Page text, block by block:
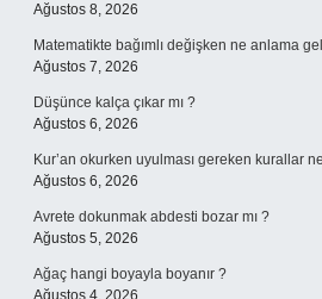
Ağustos 8, 2026
Matematikte bağımlı değişken ne anlama
Ağustos 7, 2026
Düşünce kalça çıkar mı ?
Ağustos 6, 2026
Kur’an okurken uyulması gereken kurallar
Ağustos 6, 2026
Avrete dokunmak abdesti bozar mı ?
Ağustos 5, 2026
Ağaç hangi boyayla boyanır ?
Ağustos 4, 2026